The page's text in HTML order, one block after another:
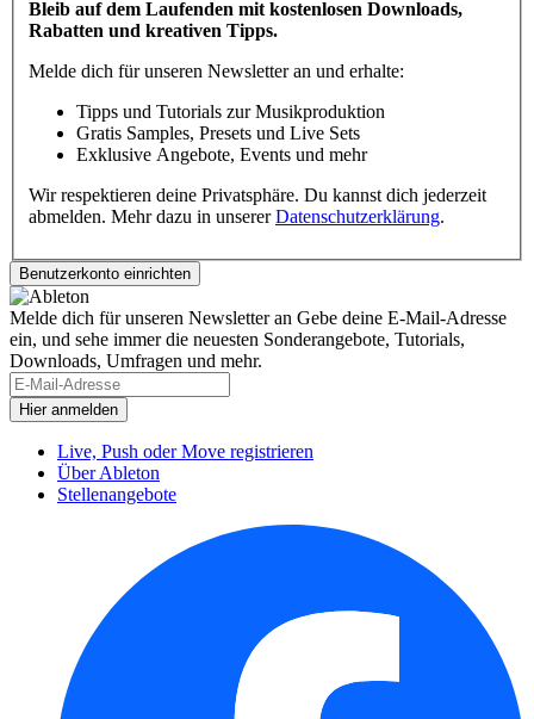
Bleib auf dem Laufenden mit kostenlosen Downloads,
Rabatten und kreativen Tipps.
Melde dich für unseren Newsletter an und erhalte:
Tipps und Tutorials zur Musikproduktion
Gratis Samples, Presets und Live Sets
Exklusive Angebote, Events und mehr
Wir respektieren deine Privatsphäre. Du kannst dich jederzeit
abmelden. Mehr dazu in unsererDatenschutzerklärung.
Melde dich für unseren Newsletter an Gebe deine E-Mail-Adresse
ein, und sehe immer die neuesten Sonderangebote, Tutorials,
Downloads, Umfragen und mehr.
Live, Push oder Move registrieren
Über Ableton
Stellenangebote